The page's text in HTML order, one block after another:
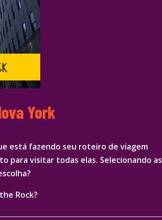
York
está fazendo seu roteiro de viagem
para visitar todas elas. Selecionando as
Rock?